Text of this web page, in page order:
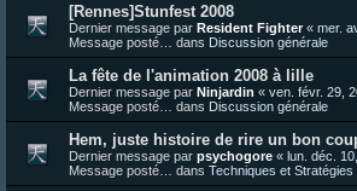
[Rennes]Stunfest 2008
Dernier message par Resident Fighter« mer.
Message posté… dans Discussion générale
La fête de l'animation 2008 à lille
Dernier message par Ninjardin « ven. févr. 29,
Message posté… dans Discussion générale
Hem, juste histoire de rire un bon
Dernier message par psychogore « lun. déc.
Message posté… dans Techniques et Stratégies